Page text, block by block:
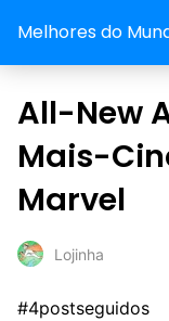
Melhores do
All-New
Mais-
Marvel
Lojinha
#4postseguidos